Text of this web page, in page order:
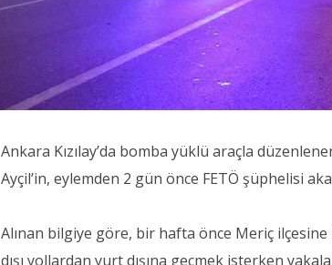
Ankara Kızılay’da bomba yüklü araçla
Ayçil’in, eylemden 2 gün önce FETÖ şüphelisi
Alınan bilgiye göre, bir hafta önce Meriç ilçesine
dışı yollardan yurt dışına geçmek isterken